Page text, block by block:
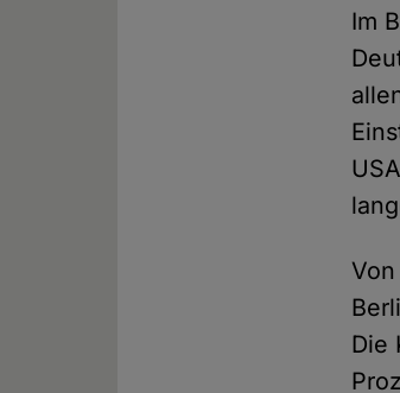
Im
Die